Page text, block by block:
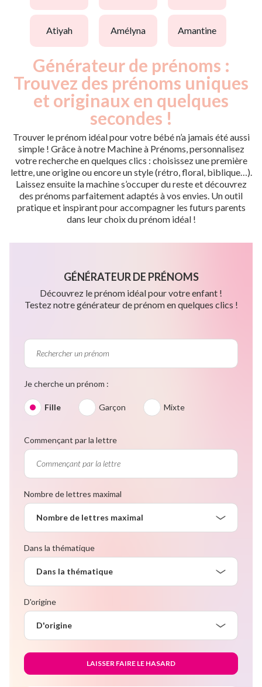
atiyah amélyna amantine
Générateur de prénoms :
Trouvez des prénoms uniques
et originaux en quelques
secondes !
Trouver le prénom idéal pour votre bébé n’a jamais été aussi
simple ! Grâce à notre Machine à Prénoms, personnalisez
votre recherche en quelques clics : choisissez une première
lettre, une origine ou encore un style (rétro, floral, biblique…).
Laissez ensuite la machine s’occuper du reste et découvrez
des prénoms parfaitement adaptés à vos envies. Un outil
pratique et inspirant pour accompagner les futurs parents
dans leur choix du prénom idéal !
GÉNÉRATEUR DE PRÉNOMS
Découvrez le prénom idéal pour votre enfant !
Testez notre générateur de prénom en quelques clics !
Je cherche un prénom :
Fille Garçon Mixte
Commençant par la lettre
Nombre de lettres maximal
Nombre de lettres maximal
Dans la thématique
Dans la thématique
D'origine
D'origine